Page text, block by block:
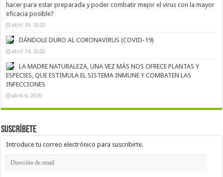
hacer para estar preparada y poder combatir mejor el virus con la mayor
eficacia posible?
abril 19, 2020
DÁNDOLE DURO AL CORONAVIRUS (COVID-19)
abril 14, 2020
LA MADRE NATURALEZA, UNA VEZ MÁS NOS OFRECE PLANTAS Y
ESPECIES, QUE ESTIMULA EL SISTEMA INMUNE Y COMBATEN LAS
INFECCIONES
abril 6, 2020
Suscríbete
Introduce tu correo electrónico para suscribirte.
Dirección
de
email